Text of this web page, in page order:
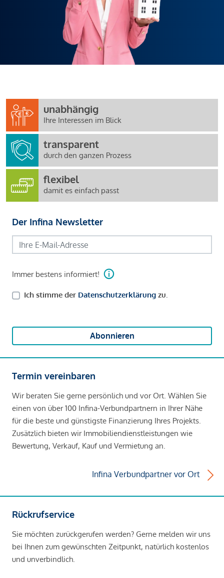
unabhängig
Ihre Interessen im Blick
transparent
durch den ganzen Prozess
flexibel
damit es einfach passt
Der Infina Newsletter
Immer bestens informiert!
Ich stimme der Datenschutzerklärung zu.
Abonnieren
Termin vereinbaren
Wir beraten Sie gerne persönlich und vor Ort. Wählen Sie
einen von über 100 Infina-Verbundpartnern in Ihrer Nähe
für die beste und günstigste Finanzierung Ihres Projekts.
Zusätzlich bieten wir Immobiliendienstleistungen wie
Bewertung, Verkauf, Kauf und Vermietung an.
Infina Verbundpartner vor Ort
Rückrufservice
Sie möchten zurückgerufen werden? Gerne melden wir uns
bei Ihnen zum gewünschten Zeitpunkt, natürlich kostenlos
und unverbindlich.